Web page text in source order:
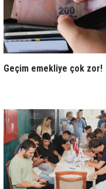
Geçim emekliye çok zor!